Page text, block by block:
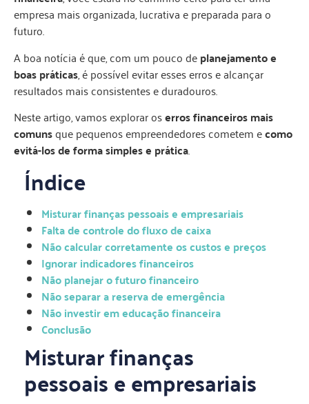
empresa mais organizada, lucrativa e preparada para o
futuro.
A boa notícia é que, com um pouco deplanejamento e
boas práticas, é possível evitar esses erros e alcançar
resultados mais consistentes e duradouros.
Neste artigo, vamos explorar oserros financeiros mais
comunsque pequenos empreendedores cometem ecomo
evitá-los de forma simples e prática.
Índice
Misturar finanças pessoais e empresariais
Falta de controle do fluxo de caixa
Não calcular corretamente os custos e preços
Ignorar indicadores financeiros
Não planejar o futuro financeiro
Não separar a reserva de emergência
Não investir em educação financeira
Conclusão
Misturar finanças
pessoais e empresariais